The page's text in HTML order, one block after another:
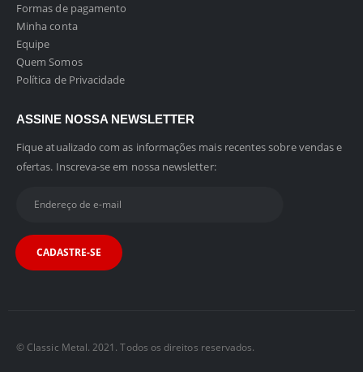
Formas de pagamento
Minha conta
Equipe
Quem Somos
Política de Privacidade
ASSINE NOSSA NEWSLETTER
Fique atualizado com as informações mais recentes sobre vendas e
ofertas. Inscreva-se em nossa newsletter:
© Classic Metal. 2021. Todos os direitos reservados.